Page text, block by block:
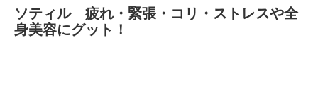
ソティル 疲れ・緊張・コリ・ストレスや全
身美容にグット！